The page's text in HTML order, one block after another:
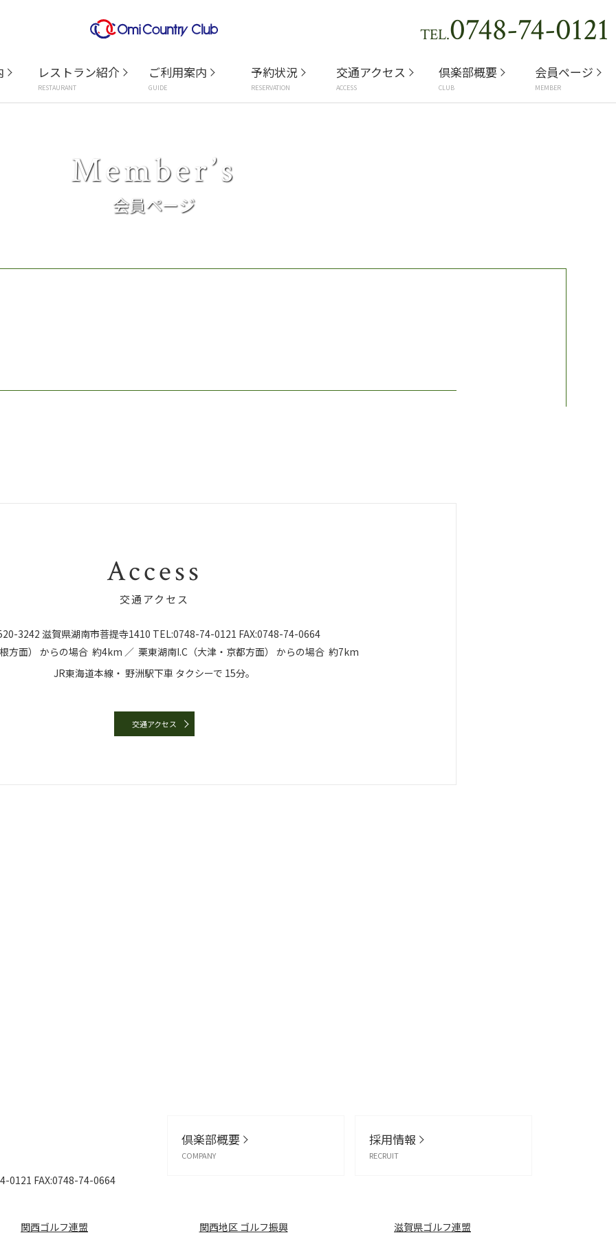
TEL.0748-74-0121
レストラン紹介
RESTAURANT
ご利用案内
GUIDE
予約状況
RESERVATION
交通アクセス
ACCESS
倶楽部概要
CLUB
会員ページ
MEMBER
Member’s
会員ページ
Access
交通アクセス
3242 滋賀県湖南市菩提寺1410 TEL:0748-74-0121 FAX:0748-74-0664
方面） からの場合 約4km ／ 栗東湖南I.C（大津・京都方面） からの場合 約7km
JR東海道本線・ 野洲駅下車 タクシーで 15分。
交通アクセス
倶楽部概要
COMPANY
採用情報
RECRUIT
0121 FAX:0748-74-0664
関西ゴルフ連盟 関西地区 ゴルフ振興 滋賀県ゴルフ連盟